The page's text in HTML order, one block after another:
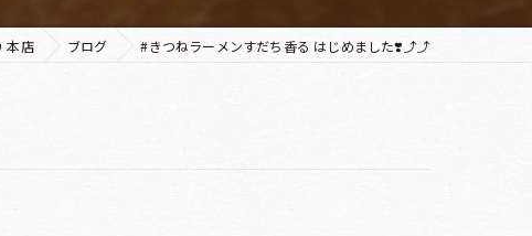
本店 ブログ #きつねラーメンすだち香る はじめました❣️⤴︎⤴︎